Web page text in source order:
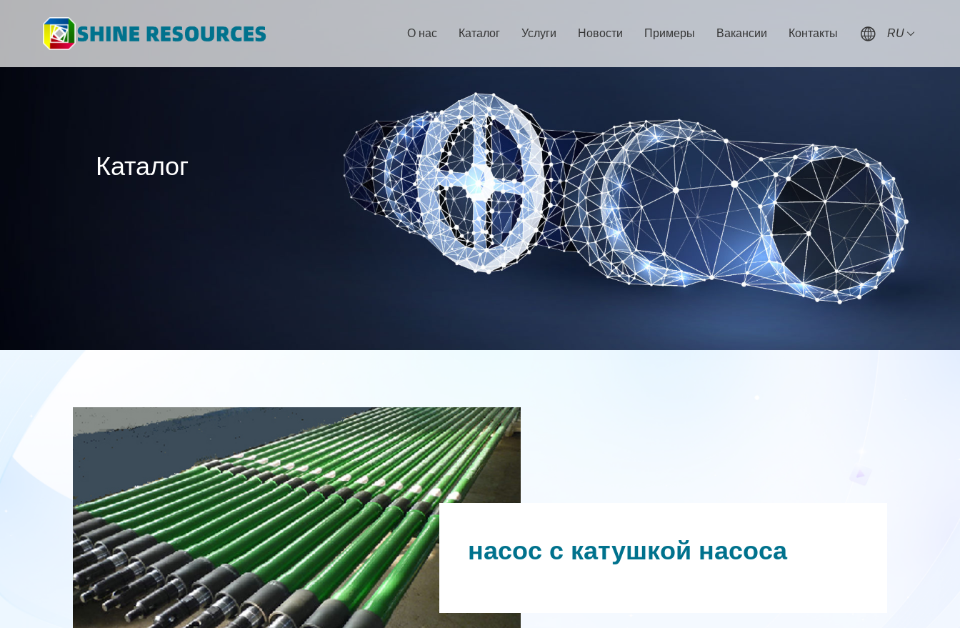
О нас
Культура компании
История компании
Структура компании
Партнеры
Каталог
Нефтегазовое оборудование
Кастомизация продукции
Прочее оборудование
Услуги Новости Примеры Вакансии
Развитие талантов
Концепция обучения таланта
Вербовка партнеров
Контакты RU
Каталог
насос с катушкой насоса